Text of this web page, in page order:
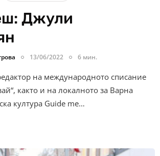
Джули
13/06/2022 6 мин.
на международното списание
както и на локалното за Варна
култура Guide me…